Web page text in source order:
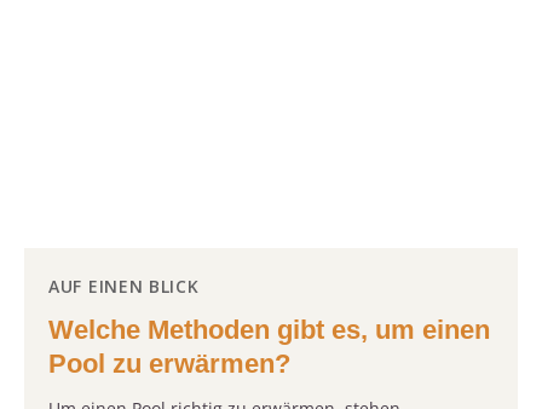
AUF EINEN BLICK
Welche Methoden gibt es, um einen
Pool zu erwärmen?